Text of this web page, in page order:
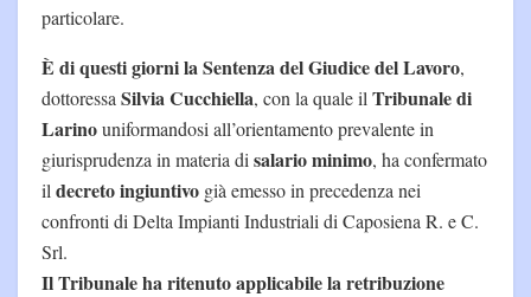
particolare.
È di questi giorni la Sentenza del Giudice del Lavoro,
dottoressa Silvia Cucchiella, con la quale il Tribunale di
Larinouniformandosi all’orientamento prevalente in
giurisprudenza in materia di salario minimo, ha confermato
il decreto ingiuntivo già emesso in precedenza nei
confronti di Delta Impianti Industriali di Caposiena R. e C.
Srl.
Il Tribunale ha ritenuto applicabile la retribuzione